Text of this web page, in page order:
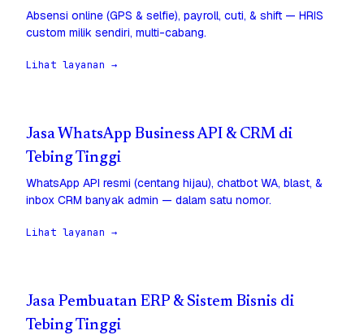
Absensi online (GPS & selfie), payroll, cuti, & shift — HRIS
custom milik sendiri, multi-cabang.
Lihat layanan →
Jasa WhatsApp Business API & CRM di
Tebing Tinggi
WhatsApp API resmi (centang hijau), chatbot WA, blast, &
inbox CRM banyak admin — dalam satu nomor.
Lihat layanan →
Jasa Pembuatan ERP & Sistem Bisnis di
Tebing Tinggi